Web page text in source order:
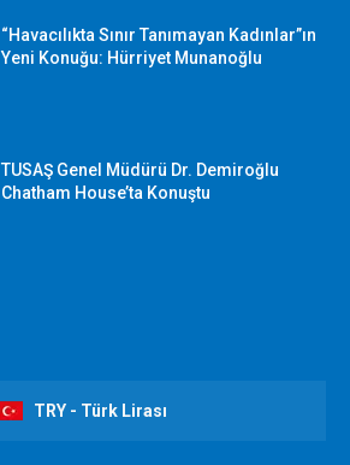
“Havacılıkta Sınır Tanımayan Kadınlar”ın
Yeni Konuğu: Hürriyet Munanoğlu
TUSAŞ Genel Müdürü Dr. Demiroğlu
Chatham House’ta Konuştu
TRY - Türk Lirası